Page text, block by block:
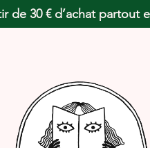
de 30 € d’achat partout